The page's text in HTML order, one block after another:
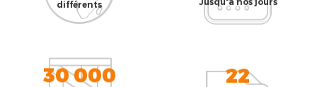
différents
30 000 22